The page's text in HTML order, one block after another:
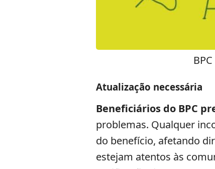
Atualização necessária
Beneficiários do BPC
problemas. Qualquer
do benefício, afetando
estejam atentos às